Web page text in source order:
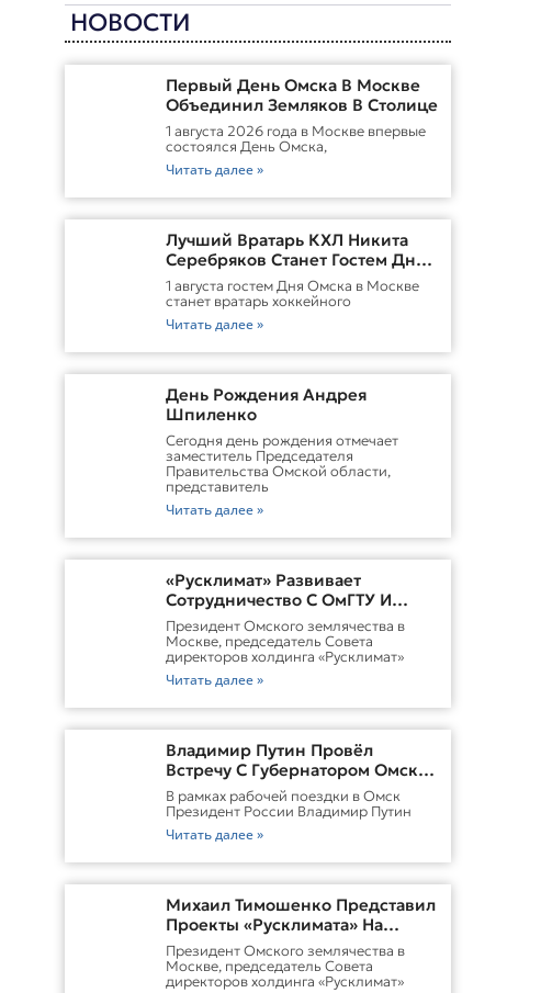
НОВОСТИ
Первый День Омска В Москве
Объединил Земляков В Столице
1 августа 2026 года в Москве впервые
состоялся День Омска,
Читать далее »
Лучший Вратарь КХЛ Никита
Серебряков Станет Гостем Дня
Омска В Москве
1 августа гостем Дня Омска в Москве
станет вратарь хоккейного
Читать далее »
День Рождения Андрея
Шпиленко
Cегодня день рождения отмечает
заместитель Председателя
Правительства Омской области,
представитель
Читать далее »
«Русклимат» Развивает
Сотрудничество С ОмГТУ И
Участвует В Обновлении
Городской Среды Омска
Президент Омского землячества в
Москве, председатель Совета
директоров холдинга «Русклимат»
Читать далее »
Владимир Путин Провёл
Встречу С Губернатором Омской
Области Виталием
ХоценкоИсточник
В рамках рабочей поездки в Омск
Президент России Владимир Путин
Читать далее »
Михаил Тимошенко Представил
Проекты «Русклимата» На
Форуме России И Казахстана
Президент Омского землячества в
Москве, председатель Совета
директоров холдинга «Русклимат»